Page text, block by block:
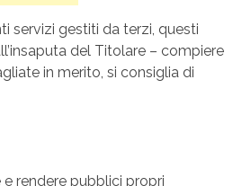
servizi gestiti da terzi, questi
del Titolare – compiere
in merito, si consiglia di
rendere pubblici propri